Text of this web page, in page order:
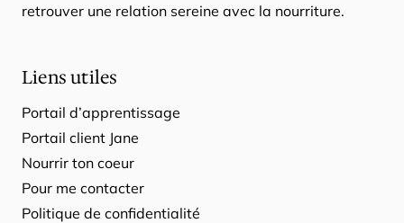
retrouver une relation sereine avec la nourriture.
Liens utiles
Portail d’apprentissage
Portail client Jane
Nourrir ton coeur
Pour me contacter
Politique de confidentialité